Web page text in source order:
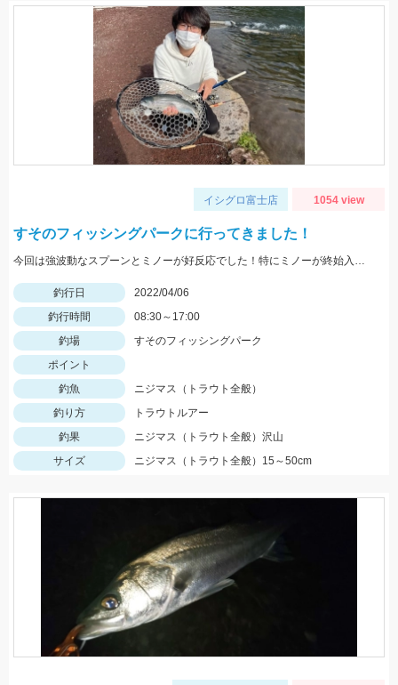
イシグロ富士店 1054 view
すそのフィッシングパークに行ってきました！
今回は強波動なスプーンとミノーが好反応でした！特にミノーが終始入れ食いでした♪
釣行日
2022/04/06
釣行時間
08:30～17:00
釣場
すそのフィッシングパーク
ポイント
釣魚
ニジマス（トラウト全般）
釣り方
トラウトルアー
釣果
ニジマス（トラウト全般）沢山
サイズ
ニジマス（トラウト全般）15～50cm